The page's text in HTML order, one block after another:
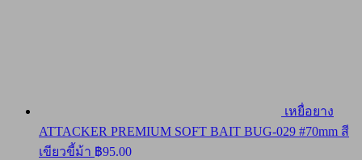
เหยื่อยาง
ATTACKER PREMIUM SOFT BAIT BUG-029 #70mm สี
เขียวขี้ม้า ฿95.00